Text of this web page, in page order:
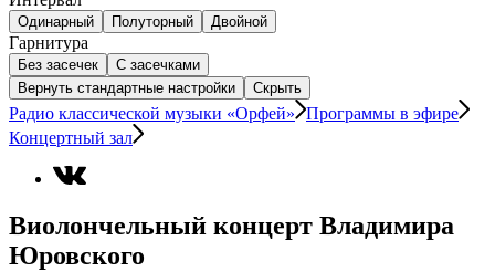
Одинарный Полуторный Двойной
Гарнитура
Без засечек
С засечками
Вернуть стандартные настройки
Скрыть
Радио классической музыки «Орфей»
Программы в эфире
Концертный зал
Виолончельный концерт Владимира
Юровского